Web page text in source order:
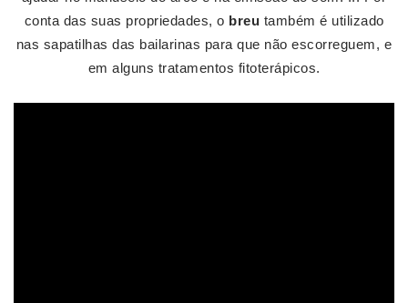
conta das suas propriedades, o breu também é utilizado
nas sapatilhas das bailarinas para que não escorreguem, e
em alguns tratamentos fitoterápicos.